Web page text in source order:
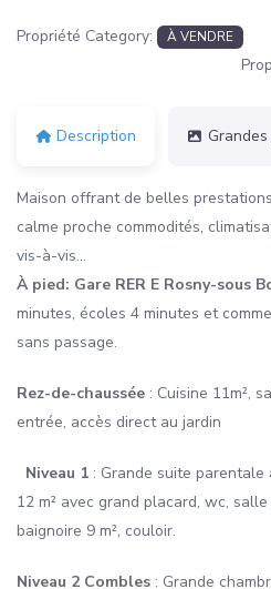
Propriété Category: À VENDRE
Description
Maison offrant de belles
calme proche commodités,
vis-à-vis…
À pied: Gare RER E Rosny-sous
minutes, écoles 4 minutes et
sans passage.
Rez-de-chaussée : Cuisine 11m²,
entrée, accès direct au jardin
Niveau 1 : Grande suite parentale
12 m² avec grand placard, wc,
baignoire 9 m², couloir.
Niveau 2 Combles : Grande